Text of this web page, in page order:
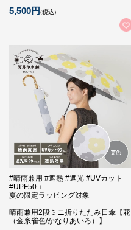
5,500円(税込)
#晴雨兼用 #遮熱 #遮光 #UVカット
#UPF50＋
夏の限定ラッピング対象
晴雨兼用2段ミニ折りたたみ日傘【花
（金糸雀色/かなりあいろ）】